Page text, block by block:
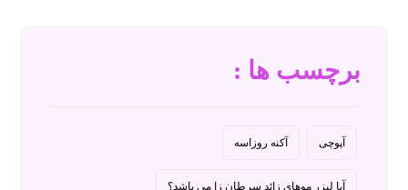
برچسب ها :
آپوچی آکنه روزاسه
آیا لیزر موهای زائد سرطان زا می باشد؟